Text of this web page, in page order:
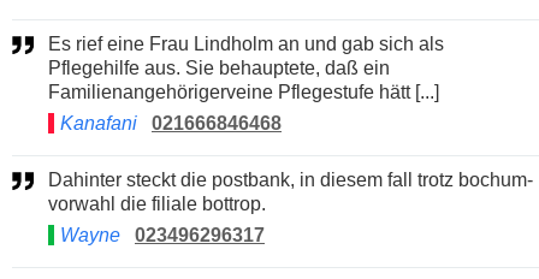
Es rief eine Frau Lindholm an und gab sich als
Pflegehilfe aus. Sie behauptete, daß ein
Familienangehörigerveine Pflegestufe hätt [...]
Kanafani
021666846468
Dahinter steckt die postbank, in diesem fall trotz bochum-
vorwahl die filiale bottrop.
Wayne
023496296317